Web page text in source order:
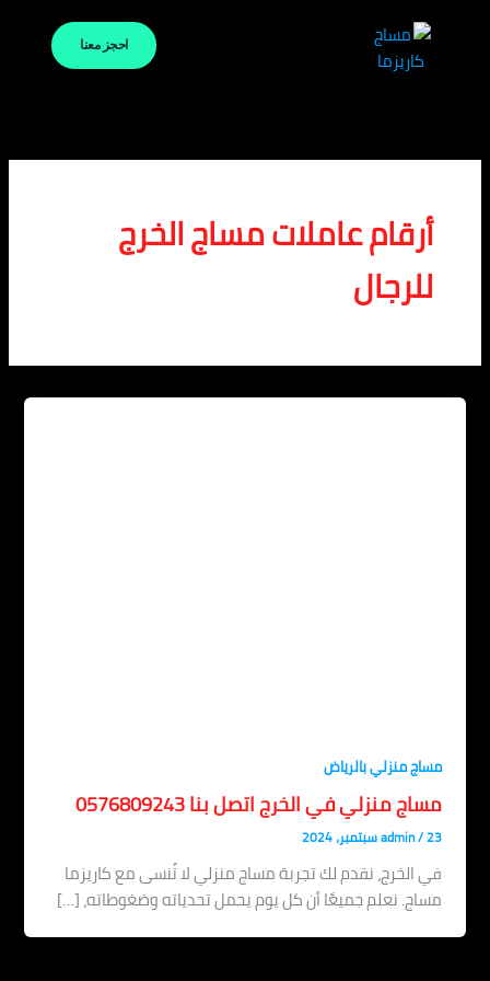
احجز معنا
أرقام عاملات مساج الخرج
للرجال
مساج منزلي بالرياض
مساج منزلي في الخرج اتصل بنا 0576809243
admin/23 سبتمبر، 2024
في الخرج، نقدم لك تجربة مساج منزلي لا تُنسى مع كاريزما
مساج. نعلم جميعًا أن كل يوم يحمل تحدياته وضغوطاته، […]